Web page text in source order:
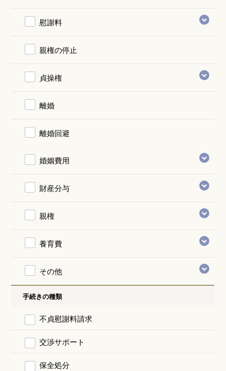
慰謝料
親権の停止
貞操権
離婚
離婚回避
婚姻費用
財産分与
親権
養育費
その他
手続きの種類
不貞慰謝料請求
交渉サポート
保全処分